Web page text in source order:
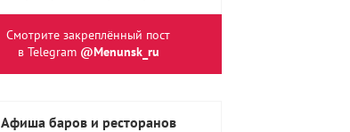
Смотрите закреплённый пост
в Telegram @Menunsk_ru
Афиша баров и ресторанов